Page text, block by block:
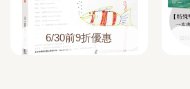
6/30前9折優惠